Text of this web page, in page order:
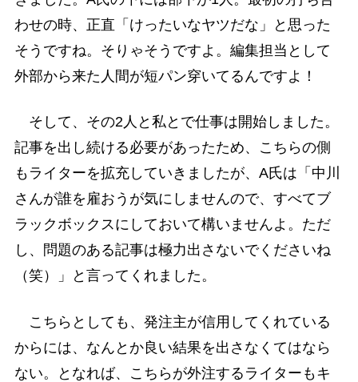
わせの時、正直「けったいなヤツだな」と思った
そうですね。そりゃそうですよ。編集担当として
外部から来た人間が短パン穿いてるんですよ！
そして、その2人と私とで仕事は開始しました。
記事を出し続ける必要があったため、こちらの側
もライターを拡充していきましたが、A氏は「中川
さんが誰を雇おうが気にしませんので、すべてブ
ラックボックスにしておいて構いませんよ。ただ
し、問題のある記事は極力出さないでくださいね
（笑）」と言ってくれました。
こちらとしても、発注主が信用してくれている
からには、なんとか良い結果を出さなくてはなら
ない。となれば、こちらが外注するライターもキ